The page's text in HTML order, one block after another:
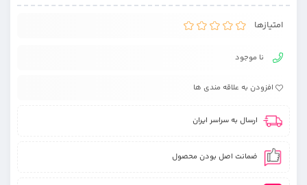
امتیازها
نا موجود
افزودن به علاقه مندی ها
ارسال به سراسر ایران
ضمانت اصل بودن محصول